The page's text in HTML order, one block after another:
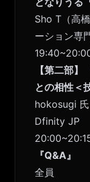
Sho T（高
ーション専
【第二部】
との相性＜
hokosugi
Dfinity JP
『Q&A』
全員